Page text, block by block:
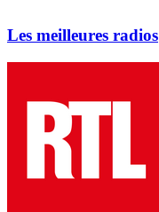
Les meilleures radios